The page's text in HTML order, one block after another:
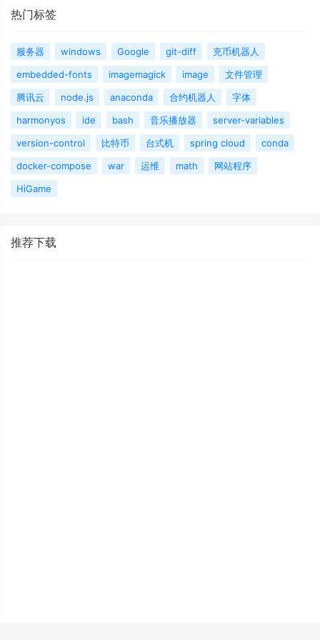
热门标签
服务器 windows Google git-diff
充币机器人
embedded-fonts
imagemagick image
文件管理
腾讯云
node.js anaconda 合约机器人
字体
harmonyos
ide bash 音乐播放器
server-variables
version-control
比特币 台式机 spring cloud
conda
docker-compose
war 运维 math
网站程序
HiGame
推荐下载